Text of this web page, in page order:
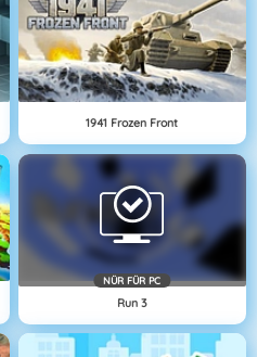
1941 Frozen Front
NÜR FÜR PC
Run 3